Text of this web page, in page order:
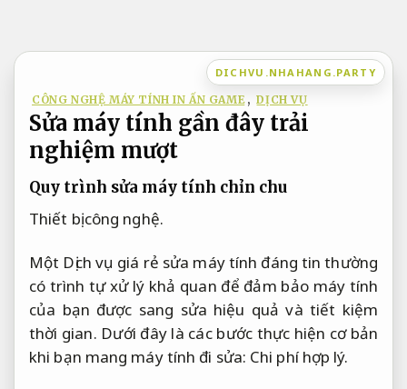
nội
DICHVU.NHAHANG.PARTY
CÔNG NGHỆ MÁY TÍNH IN ẤN GAME , DỊCH VỤ
Sửa máy tính gần đây trải
nghiệm mượt
Quy trình sửa máy tính chỉn chu
Thiết bị công nghệ.
Một Dịch vụ giá rẻ sửa máy tính đáng tin thường
có trình tự xử lý khả quan để đảm bảo máy tính
của bạn được sang sửa hiệu quả và tiết kiệm
thời gian. Dưới đây là các bước thực hiện cơ bản
khi bạn mang máy tính đi sửa: Chi phí hợp lý.